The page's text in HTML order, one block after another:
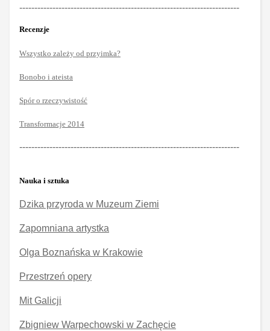
-------------------------------------------------------------------------
Recenzje
Wszystko zależy od przyimka?
Bonobo i ateista
Spór o rzeczywistość
Transformacje 2014
-------------------------------------------------------------------------
Nauka i sztuka
Dzika przyroda w Muzeum Ziemi
Zapomniana artystka
Olga Boznańska w Krakowie
Przestrzeń opery
Mit Galicji
Zbigniew Warpechowski w Zachęcie